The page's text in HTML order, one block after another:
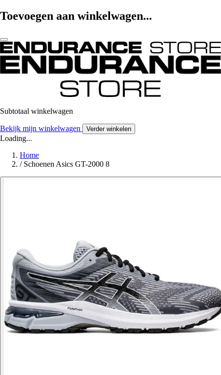
Toevoegen aan winkelwagen...
Subtotaal winkelwagen
Bekijk mijn winkelwagen Verder winkelen
Loading...
Home
/ Schoenen Asics GT-2000 8